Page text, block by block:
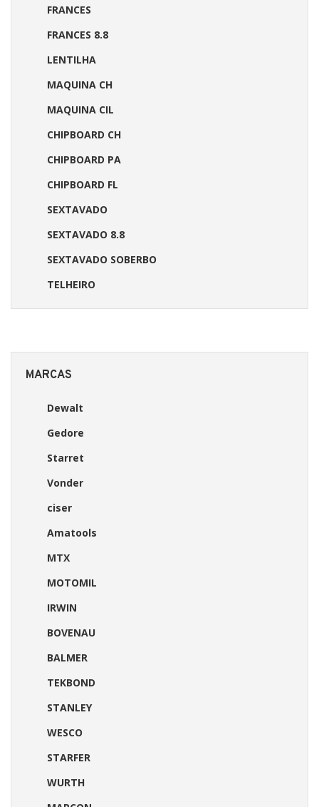
FRANCES
FRANCES 8.8
LENTILHA
MAQUINA CH
MAQUINA CIL
CHIPBOARD CH
CHIPBOARD PA
CHIPBOARD FL
SEXTAVADO
SEXTAVADO 8.8
SEXTAVADO SOBERBO
TELHEIRO
MARCAS
Dewalt
Gedore
Starret
Vonder
ciser
Amatools
MTX
MOTOMIL
IRWIN
BOVENAU
BALMER
TEKBOND
STANLEY
WESCO
STARFER
WURTH